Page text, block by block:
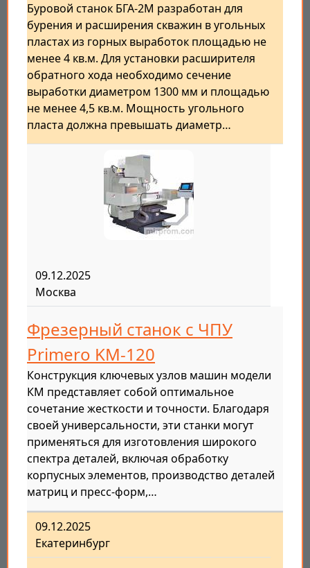
Буровой станок БГА-2М разработан для
бурения и расширения скважин в угольных
пластах из горных выработок площадью не
менее 4 кв.м. Для установки расширителя
обратного хода необходимо сечение
выработки диаметром 1300 мм и площадью
не менее 4,5 кв.м. Мощность угольного
пласта должна превышать диаметр…
09.12.2025
Москва
Фрезерный станок с ЧПУ
Primero KM-120
Конструкция ключевых узлов машин модели
КМ представляет собой оптимальное
сочетание жесткости и точности. Благодаря
своей универсальности, эти станки могут
применяться для изготовления широкого
спектра деталей, включая обработку
корпусных элементов, производство деталей
матриц и пресс-форм,…
09.12.2025
Екатеринбург